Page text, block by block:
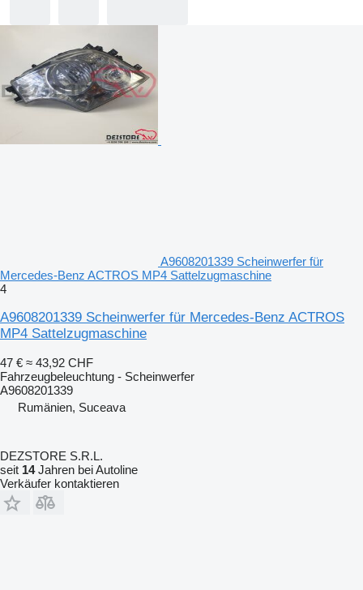
A9608201339 Scheinwerfer für
Mercedes-Benz ACTROS MP4 Sattelzugmaschine
4
A9608201339 Scheinwerfer für Mercedes-Benz ACTROS
MP4 Sattelzugmaschine
47 € ≈ 43,92 CHF
Fahrzeugbeleuchtung - Scheinwerfer
A9608201339
Rumänien, Suceava
DEZSTORE S.R.L.
seit 14Jahren bei Autoline
Verkäufer kontaktieren